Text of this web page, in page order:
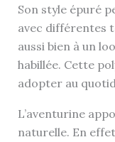
Son style épuré
avec différentes
aussi bien à un
habillée. Cette
adopter au
L’aventurine
naturelle. En